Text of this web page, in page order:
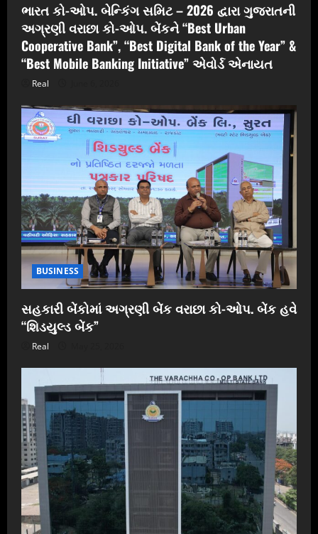
ભારત કો-ઓપ. બેન્કિંગ સમિટ – 2026 દ્વારા ગુજરાતની
અગ્રણી વરાછા કો-ઓપ. બેંકને “Best Urban
Cooperative Bank”, “Best Digital Bank of the Year” &
“Best Mobile Banking Initiative” એવોર્ડ એનાયત
Real
BUSINESS
સહકારી બેંકોમાં અગ્રણી બેંક વરાછા કો-ઓપ. બેંક હવે
“શિડયુલ્ડ બેંક”
Real